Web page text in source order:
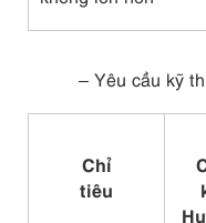
– Yêu cầu kỹ
Chỉ
tiêu